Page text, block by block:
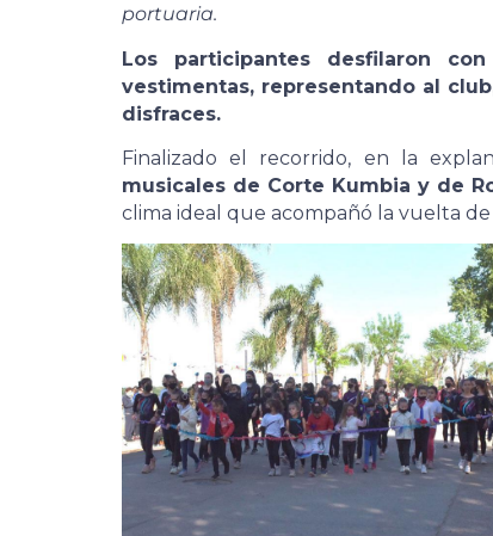
portuaria.
Los participantes desfilaron
vestimentas, representando al
disfraces.
Finalizado el recorrido, en la
musicales de Corte Kumbia y de
clima ideal que acompañó la vuelta de